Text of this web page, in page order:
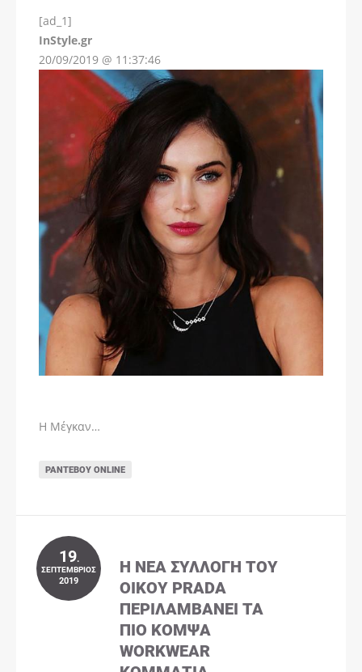
[ad_1]
InStyle.gr
20/09/2019 @ 11:37:46
Η Μέγκαν…
ΡΑΝΤΕΒΟΎ ONLINE
19.
ΣΕΠΤΈΜΒΡΙΟΣ
2019
Η ΝΈΑ ΣΥΛΛΟΓΉ ΤΟΥ
ΟΊΚΟΥ PRADA
ΠΕΡΙΛΑΜΒΆΝΕΙ ΤΑ
ΠΙΟ ΚΟΜΨΆ
WORKWEAR